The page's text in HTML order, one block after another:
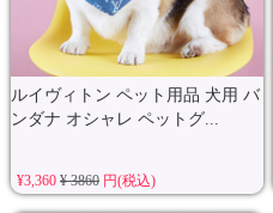
ルイヴィトン ペット用品 犬用 バ
ンダナ オシャレ ペットグ...
¥3,360 ¥ 3860円(税込)